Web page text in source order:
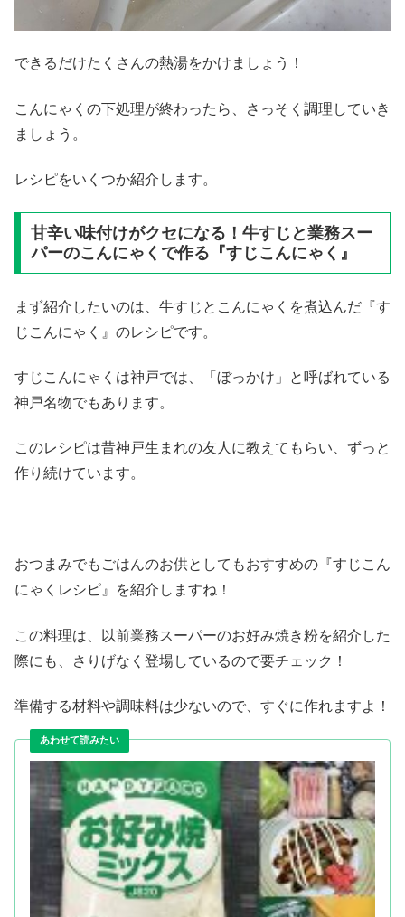
できるだけたくさんの熱湯をかけましょう！
こんにゃくの下処理が終わったら、さっそく調理していき
ましょう。
レシピをいくつか紹介します。
甘辛い味付けがクセになる！牛すじと業務スー
パーのこんにゃくで作る『すじこんにゃく』
まず紹介したいのは、牛すじとこんにゃくを煮込んだ『す
じこんにゃく』のレシピです。
すじこんにゃくは神戸では、「ぼっかけ」と呼ばれている
神戸名物でもあります。
このレシピは昔神戸生まれの友人に教えてもらい、ずっと
作り続けています。
おつまみでもごはんのお供としてもおすすめの『すじこん
にゃくレシピ』を紹介しますね！
この料理は、以前業務スーパーのお好み焼き粉を紹介した
際にも、さりげなく登場しているので要チェック！
準備する材料や調味料は少ないので、すぐに作れますよ！